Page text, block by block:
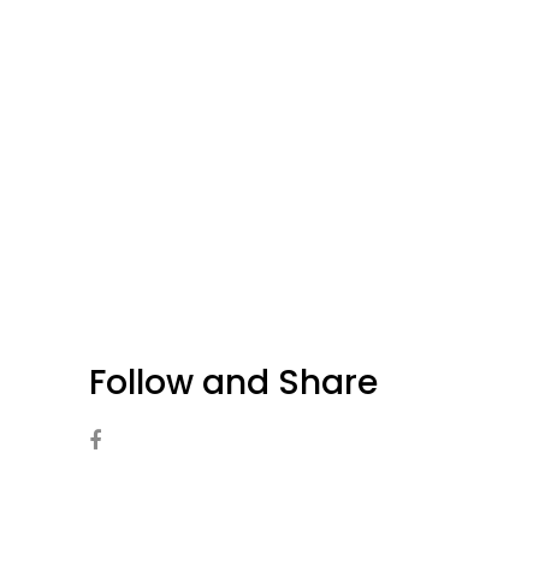
Follow and Share